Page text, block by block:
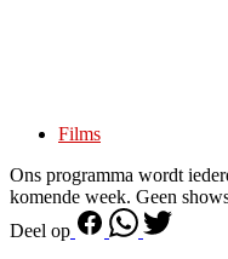
Films
Ons programma wordt
komende week. Geen
Deel op